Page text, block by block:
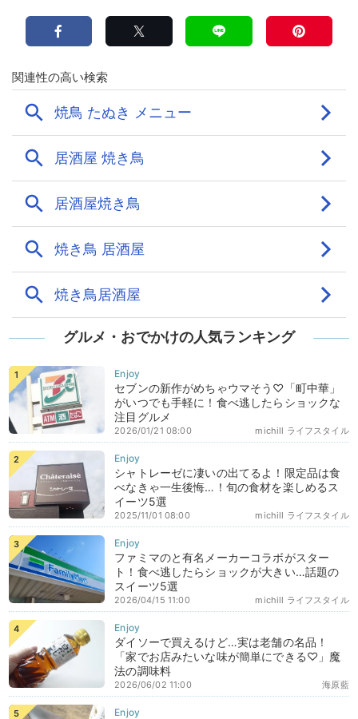
グルメ・おでかけの人気ランキング
セブンの新作がめちゃウマそう♡「町中華」
がいつでも手軽に！食べ逃したらショックな
注目グルメ
michill ライフスタイル
2026/01/21 08:00
シャトレーゼに凄いの出てるよ！限定品は食
べなきゃ一生後悔…！旬の食材を楽しめるス
イーツ5選
michill ライフスタイル
2025/11/01 08:00
ファミマのと有名メーカーコラボがスター
ト！食べ逃したらショックが大きい…話題の
スイーツ5選
michill ライフスタイル
2026/04/15 11:00
ダイソーで買えるけど…実は老舗の名品！
「家でお店みたいな味が簡単にできる♡」魔
法の調味料
海原藍
2026/06/02 11:00